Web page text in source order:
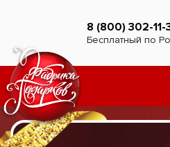
8 (800) 302-11-
Бесплатный по